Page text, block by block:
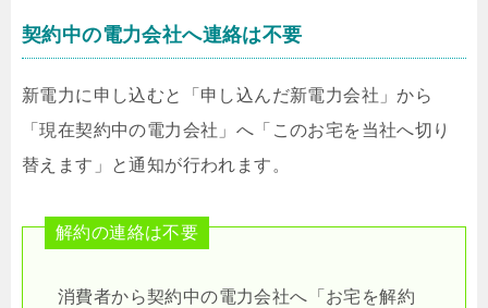
契約中の電力会社へ連絡は不要
新電力に申し込むと「申し込んだ新電力会社」から
「現在契約中の電力会社」へ「このお宅を当社へ切り
替えます」と通知が行われます。
解約の連絡は不要
消費者から契約中の電力会社へ「お宅を解約